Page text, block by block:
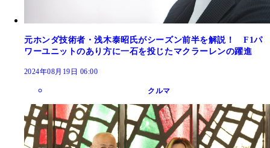
元ホンダ技術者・浅木泰昭氏がシーズン前半を解説！ F1パ
ワーユニットのあり方に一石を投じたマクラーレンの躍進
2024年08月19日 06:00
クルマ